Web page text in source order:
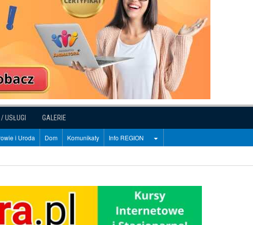
USŁUGI GALERIE
i Uroda Dom Komunikaty Info REGION